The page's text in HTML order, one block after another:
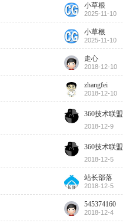
小草根
2025-11-10
小草根
2025-11-10
走心
2018-12-10
zhangfei
2018-12-10
360技术联盟
2018-12-9
360技术联盟
2018-12-5
站长部落
2018-12-5
545374160
2018-12-4